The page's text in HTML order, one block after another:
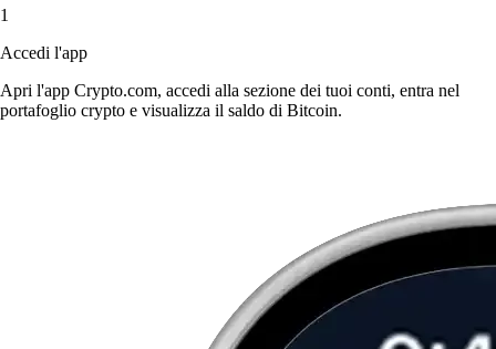
1
Accedi l'app
Apri l'app Crypto.com, accedi alla sezione dei tuoi conti, entra nel
portafoglio crypto e visualizza il saldo di Bitcoin.